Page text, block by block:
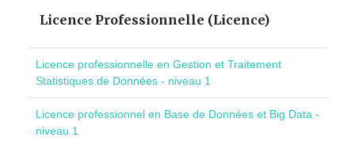
Licence Professionnelle (Licence)
Licence professionnelle en Gestion et Traitement
Statistiques de Données - niveau 1
Licence professionnel en Base de Données et Big Data -
niveau 1